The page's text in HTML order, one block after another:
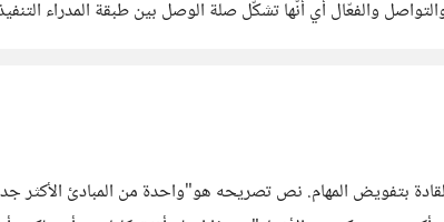
والفعّال أي أنّها تشكّل صلة الوصل بين طبقة المدراء
بتفويض المهام. نص تصريحه هو"واحدة من المبادئ الأكثر